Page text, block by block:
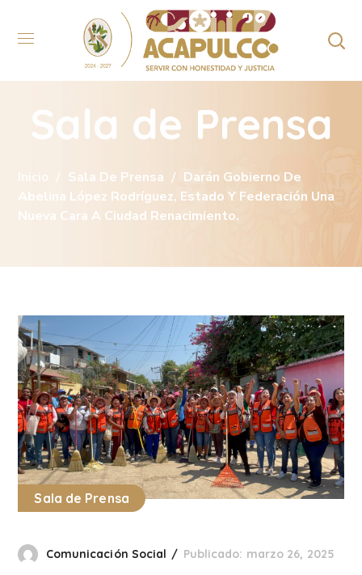
Sala de Prensa
Inicio Sala De Prensa
Darán Gobierno De
Abelina López Rodríguez, Estado Y Federación Una
Nueva Cara A Ciudad Renacimiento.
Sala de Prensa
Comunicación Social Publicado: marzo 26, 2025